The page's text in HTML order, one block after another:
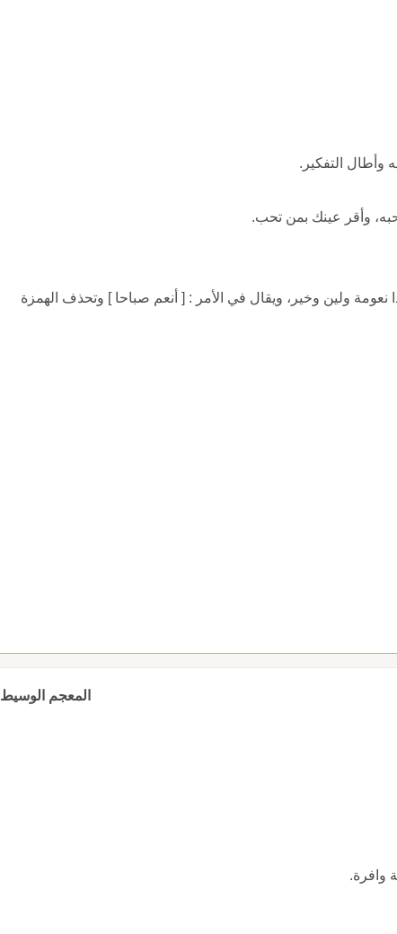
وأطال التفكير.
وأقر عينك بمن تحب.
نعومة ولين وخير، ويقال في الأمر : [ أنعم صباحا ] وتحذف الهمزة
المعجم الوسيط
وافرة.